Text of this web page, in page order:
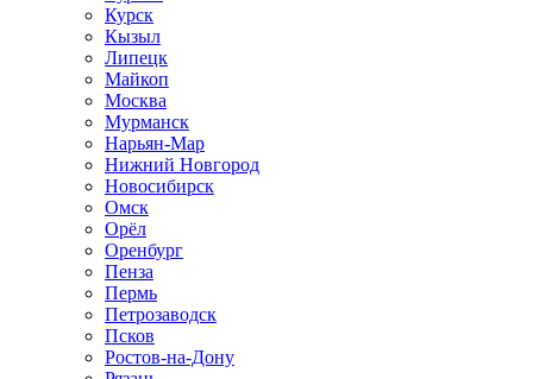
Курск
Кызыл
Липецк
Майкоп
Москва
Мурманск
Нарьян-Мар
Нижний Новгород
Новосибирск
Омск
Орёл
Оренбург
Пенза
Пермь
Петрозаводск
Псков
Ростов-на-Дону